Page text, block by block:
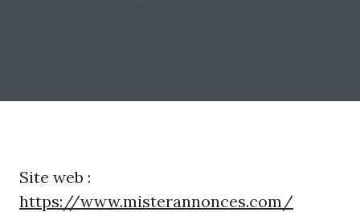
Site web :
https://www.misterannonces.com/